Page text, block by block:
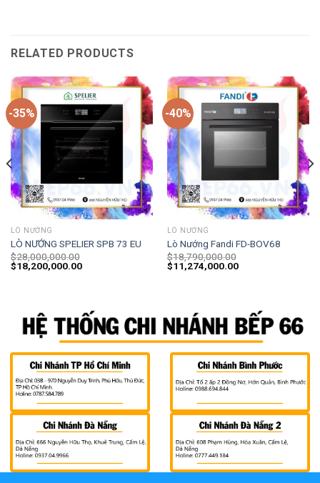
RELATED PRODUCTS
-35%
LÒ NƯỚNG
LÒ NƯỚNG SPELIER SPB 73 EU
$28,000,000.00
$18,200,000.00
-40%
LÒ NƯỚNG
Lò Nướng Fandi FD-BOV68
$18,790,000.00
$11,274,000.00